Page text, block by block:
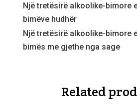
Një tretësirë alkoolike-bimore
bimëve hudhër
Një tretësirë alkoolike-bimore
bimës me gjethe nga sage
Related